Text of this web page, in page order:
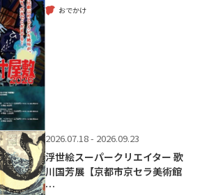
おでかけ
2026.07.18 - 2026.09.23
浮世絵スーパークリエイター 歌
川国芳展【京都市京セラ美術館
…